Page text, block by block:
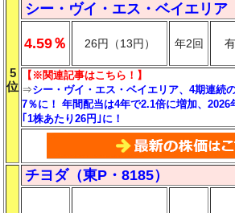
5
位
シー・ヴイ・エス・ベイエリア
4.59％ 26円（13円） 年2回 有
【※関連記事はこちら！】
⇒シー・ヴイ・エス・ベイエリア、4期連続
7％に！ 年間配当は4年で2.1倍に増加、2026
｢1株あたり26円｣に！
チヨダ（東P・8185）